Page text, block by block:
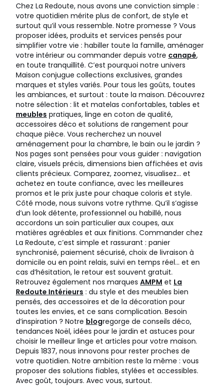
Chez La Redoute, nous avons une conviction simple :
votre quotidien mérite plus de confort, de style et
surtout qu’il vous ressemble. Notre promesse ? Vous
proposer idées, produits et services pensés pour
simplifier votre vie : habiller toute la famille, aménager
votre intérieur ou commander depuis votre canapé,
en toute tranquillité. C’est pourquoi notre univers
Maison conjugue collections exclusives, grandes
marques et styles variés. Pour tous les goûts, toutes
les ambiances, et surtout : toute la maison. Découvrez
notre sélection : lit et matelas confortables, tables et
meubles pratiques, linge en coton de qualité,
accessoires déco et solutions de rangement pour
chaque pièce. Vous recherchez un nouvel
aménagement pour la chambre, le bain ou le jardin ?
Nos pages sont pensées pour vous guider : navigation
claire, visuels précis, dimensions bien affichées et avis
clients précieux. Comparez, zoomez, visualisez… et
achetez en toute confiance, avec les meilleures
promos et le prix juste pour chaque coloris et style.
Côté mode, nous suivons votre rythme. Qu’il s’agisse
d’un look détente, professionnel ou habillé, nous
accordons un soin particulier aux coupes, aux
matières agréables et aux finitions. Commander chez
La Redoute, c’est simple et rassurant : panier
synchronisé, paiement sécurisé, choix de livraison à
domicile ou en point relais, suivi en temps réel… et en
cas d’hésitation, le retour est souvent gratuit.
Retrouvez également nos marques AMPM et La
Redoute Intérieurs : du style et des meubles bien
pensés, des accessoires et de la décoration pour
toutes les envies, et ce sans complication. Besoin
d’inspiration ? Notre blogregorge de conseils déco,
tendances Noël, idées pour le jardin et astuces pour
choisir le meilleur linge et articles pour votre maison.
Depuis 1837, nous innovons pour rester proches de
votre quotidien. Notre ambition reste la même : vous
proposer des solutions fiables, stylées et accessibles.
Avec goût, toujours. Avec vous, surtout.